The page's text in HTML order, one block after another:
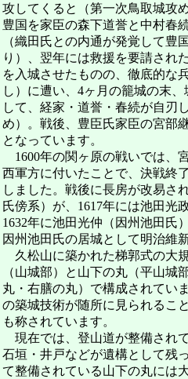
攻してくると（第一次鳥取城攻
豊国を家臣の森下道誉と中村春
（織田氏との内通が発覚して豊
り）、翌年には救援を要請され
を入城させたものの、徹底的な
し）に遭い、4ヶ月の籠城の末
して、経家・道誉・春続が自刃
め）。戦後、豊臣氏家臣の宮部
となっています。
1600年の関ヶ原の戦いでは、
西軍方に付いたことで、決戦終
しました。戦後に長房が改易さ
氏傍系）が、1617年には池田光
1632年に池田光仲（因州池田氏
因州池田氏の居城として明治維
久松山に築かれた梯郭式の大
（山城部）と山下の丸（平山
丸・右膳の丸）で構成されてい
の築城技術が随所に見られるこ
も称されています。
現在では、登山道が整備され
石垣・井戸などが遺構として残
て整備されている山下の丸には